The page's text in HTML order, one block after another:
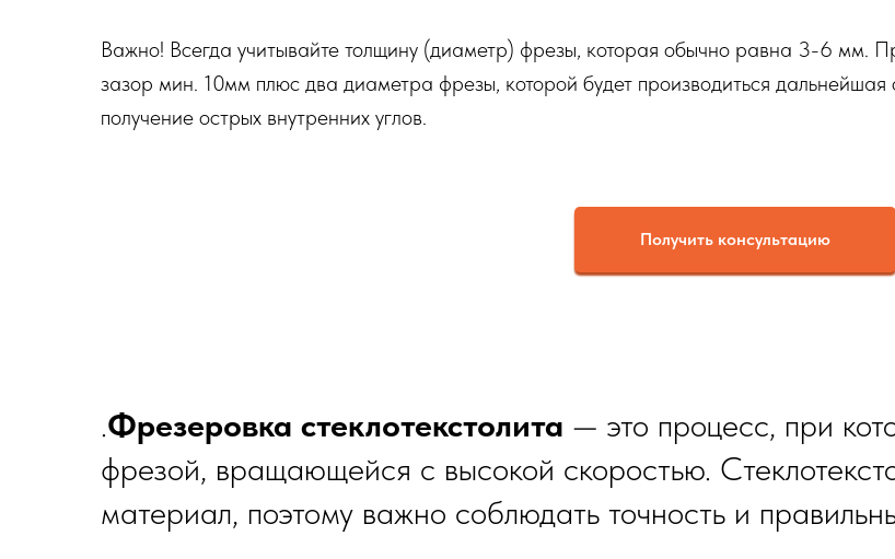
Важно! Всегда учитывайте толщину (диаметр) фрезы, которая обычно равна 3-6 мм.
зазор мин. 10мм плюс два диаметра фрезы, которой будет производиться
получение острых внутренних углов.
Получить консультацию
.Фрезеровка стеклотекстолита — это процесс, при
фрезой, вращающейся с высокой скоростью.
материал, поэтому важно соблюдать точность и